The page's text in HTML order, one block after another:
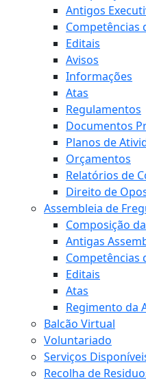
Antigos
Competências
Editais
Avisos
Informações
Atas
Regulamentos
Documentos
Planos de
Orçamentos
Relatórios de
Direito de
Assembleia de
Composição
Antigas
Competências
Editais
Atas
Regimento da
Balcão Virtual
Voluntariado
Serviços
Recolha de